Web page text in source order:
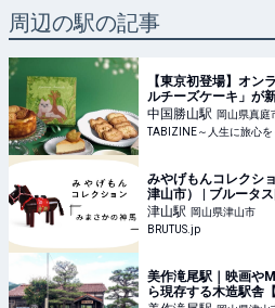
周辺の駅の記事
【東京初登場】オン
ルチーズケーキ」が
TABIZINE～人生に旅
中国勝山駅 岡山県真庭
TABIZINE～人生に旅心を
みやげもんコレクシ
津山市） | ブルータ
津山駅 岡山県津山市
BRUTUS.jp
美作滝尾駅｜映画や
ら現存する木造駅舎